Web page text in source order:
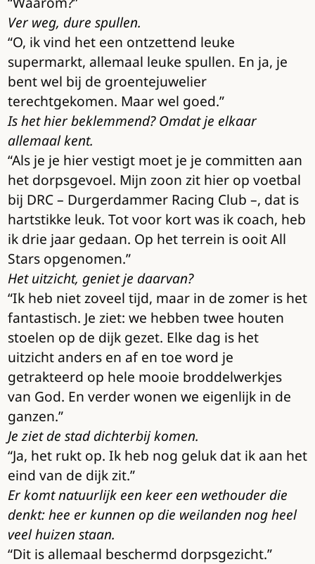
Ver weg, dure spullen.
“O, ik vind het een ontzettend leuke
supermarkt, allemaal leuke spullen. En ja, je
bent wel bij de groentejuwelier
terechtgekomen. Maar wel goed.”
Is het hier beklemmend? Omdat je elkaar
allemaal kent.
“Als je je hier vestigt moet je je committen aan
het dorpsgevoel. Mijn zoon zit hier op voetbal
bij DRC – Durgerdammer Racing Club –, dat is
hartstikke leuk. Tot voor kort was ik coach, heb
ik drie jaar gedaan. Op het terrein is ooit All
Stars opgenomen.”
Het uitzicht, geniet je daarvan?
“Ik heb niet zoveel tijd, maar in de zomer is het
fantastisch. Je ziet: we hebben twee houten
stoelen op de dijk gezet. Elke dag is het
uitzicht anders en af en toe word je
getrakteerd op hele mooie broddelwerkjes
van God. En verder wonen we eigenlijk in de
ganzen.”
Je ziet de stad dichterbij komen.
“Ja, het rukt op. Ik heb nog geluk dat ik aan het
eind van de dijk zit.”
Er komt natuurlijk een keer een wethouder die
denkt: hee er kunnen op die weilanden nog heel
veel huizen staan.
“Dit is allemaal beschermd dorpsgezicht.”